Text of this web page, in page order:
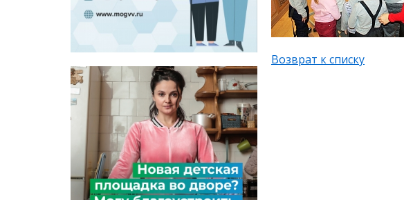
Возврат к списку